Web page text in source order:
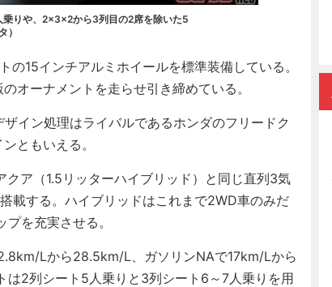
りや、2×3×2から3列目の2席を除いた5
）
15インチアルミホイールを標準装備している。
オーナメントを走らせ引き締めている。
イン処理はライバルであるホンダのフリードク
ともいえる。
ア（1.5リッターハイブリッド）と同じ直列3気
載する。ハイブリッドはこれまで2WD車のみだ
を充実させる。
Lから28.5km/L、ガソリンNAで17km/Lから
2列シート5人乗りと3列シート6～7人乗りを用